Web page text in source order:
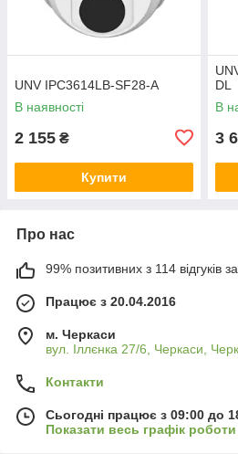
UNV IPC3614LB-SF28-A
В наявності
2 155 ₴
Купити
DL
В
3
Про нас
99% позитивних з 114 відгуків за
Працює з 20.04.2016
м. Черкаси
вул. Іллєнка 27/6, Черкаси,
Контакти
Сьогодні працює з 09:00 до
Показати весь графік роботи